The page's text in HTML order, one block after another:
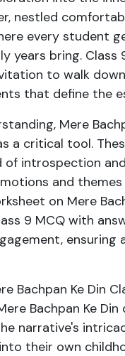
nestled
every student
bring. Class
to walk
that define the
Mere
a critical tool.
introspection
and
on Mere
9 MCQ with
ensuring
Bachpan Ke Din
Bachpan Ke
narrative's
their own